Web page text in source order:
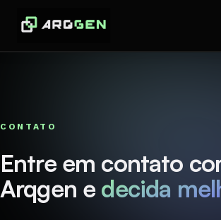
CONTATO
Entre em contato
Arqgen e decida